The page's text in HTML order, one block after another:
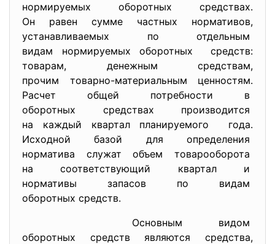
нормируемых оборотных средствах.
Он равен сумме частных нормативов,
устанавливаемых по отдельным
видам нормируемых оборотных средств:
товарам, денежным средствам,
прочим товарно-материальным ценностям.
Расчет общей потребности в
оборотных средствах производится
на каждый квартал планируемого года.
Исходной базой для определения
норматива служат объем товарооборота
на соответствующий квартал и
нормативы запасов по видам
оборотных средств.
Основным видом
оборотных средств являются средства,